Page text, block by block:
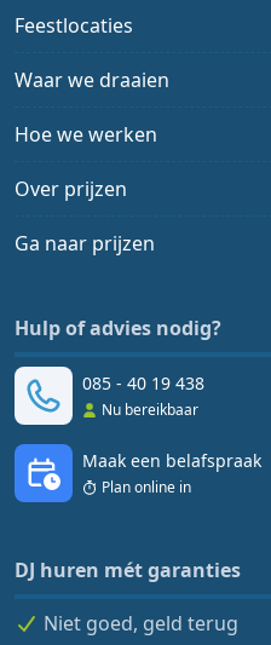
Feestlocaties
Waar we draaien
Hoe we werken
Over prijzen
Ga naar prijzen
Hulp of advies nodig?
085 - 40 19 438
Nu bereikbaar
Maak een belafspraak
Plan online in
DJ huren mét garanties
Niet goed, geld terug